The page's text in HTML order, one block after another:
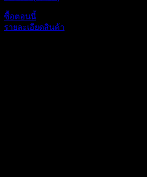
ซื้อตอนนี้
รายละเอียดสินค้า